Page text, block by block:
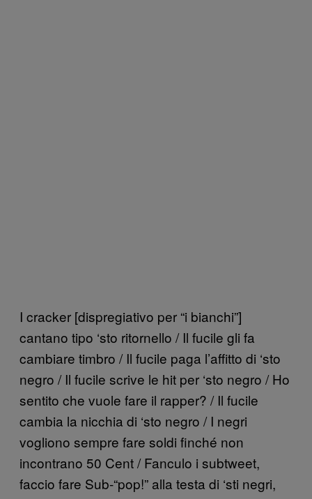
I cracker [dispregiativo per “i bianchi”]
cantano tipo ‘sto ritornello / Il fucile gli fa
cambiare timbro / Il fucile paga l’affitto di ‘sto
negro / Il fucile scrive le hit per ‘sto negro / Ho
sentito che vuole fare il rapper? / Il fucile
cambia la nicchia di ‘sto negro / I negri
vogliono sempre fare soldi finché non
incontrano 50 Cent / Fanculo i subtweet,
faccio fare Sub-“pop!” alla testa di ‘sti negri,